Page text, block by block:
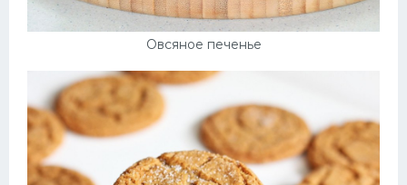
Овсяное печенье